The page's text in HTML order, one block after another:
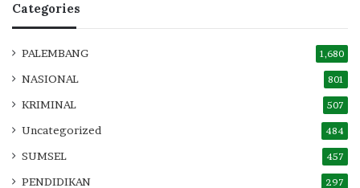
Categories
PALEMBANG 1,680
NASIONAL 801
KRIMINAL 507
Uncategorized 484
SUMSEL 457
PENDIDIKAN 297